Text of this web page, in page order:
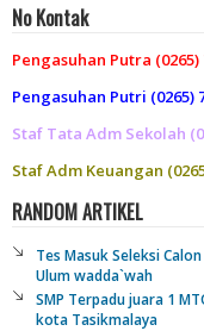
No Kontak
Pengasuhan Putra (0265)
Pengasuhan Putri (0265)
Staf Tata Adm Sekolah
Staf Adm Keuangan
RANDOM ARTIKEL
Tes Masuk Seleksi
Ulum wadda`wah
SMP Terpadu juara 1
kota Tasikmalaya